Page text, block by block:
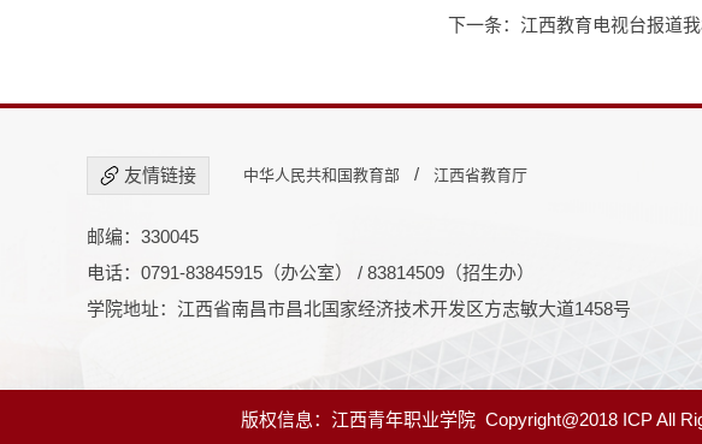
下一条： 江西教育电视台报道
友情链接 中华人民共和国教育部 / 江西省教育厅
邮编：330045
电话：0791-83845915（办公室） / 83814509（招生办）
学院地址：江西省南昌市昌北国家经济技术开发区方志敏大道1458号
版权信息：江西青年职业学院 Copyright@2018 ICP All